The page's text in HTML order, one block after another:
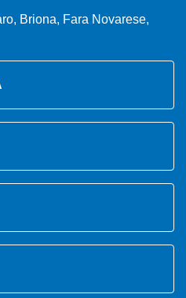
Briona, Fara Novarese,